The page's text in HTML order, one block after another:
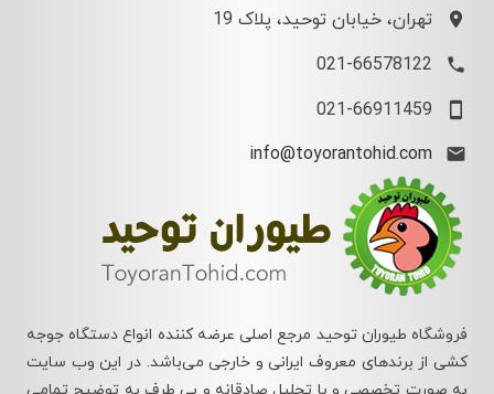
فروشگاه طیوران توحید مرجع اصلی عرضه کننده انواع دستگاه جوجه
کشی از برندهای معروف ایرانی و خارجی می‌باشد. در این وب سایت
به صورت تخصصی و با تحلیل صادقانه و بی طرف به توضیح تمامی
دستگاه های جوجه کشی موجود در بازار پرداخته شده است.